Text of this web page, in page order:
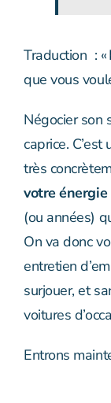
Traduction : «
que vous
Négocierson
caprice.
très
votre
(ou années)
On va donc
entretien
surjouer, et
voitures
Entrons